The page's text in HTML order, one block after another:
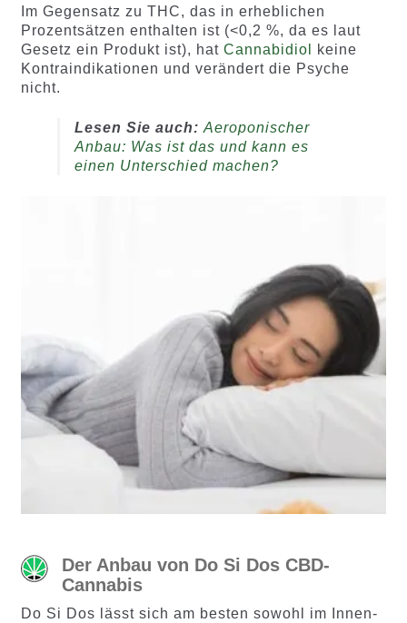
Im Gegensatz zu THC, das in erheblichen
Prozentsätzen enthalten ist (<0,2 %, da es laut
Gesetz ein Produkt ist), hat Cannabidiol
keine
Kontraindikationen und verändert die Psyche
nicht.
Lesen Sie auch: Aeroponischer
Anbau: Was ist das und kann es
einen Unterschied machen?
Der Anbau von Do Si Dos CBD-
Cannabis
Do Si Dos lässt sich am besten sowohl im Innen-